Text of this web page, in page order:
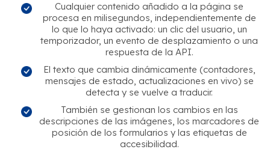
Cualquier contenido añadido a la página se
procesa en milisegundos, independientemente de
lo que lo haya activado: un clic del usuario, un
temporizador, un evento de desplazamiento o una
respuesta de la API.
El texto que cambia dinámicamente (contadores,
mensajes de estado, actualizaciones en vivo) se
detecta y se vuelve a traducir.
También se gestionan los cambios en las
descripciones de las imágenes, los marcadores de
posición de los formularios y las etiquetas de
accesibilidad.